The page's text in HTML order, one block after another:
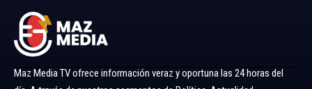
Maz Media TV ofrece información veraz y oportuna las 24 horas del